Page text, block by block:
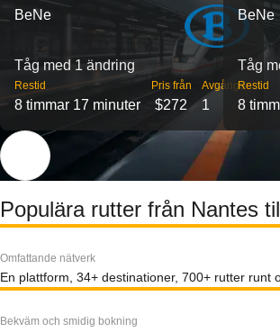
BeNe
Tåg med 1 ändring
Restid
8 timmar 17 minuter
Pris från
$272
Avgångar
1
BeNe
Tåg
Restid
8
Populära rutter från Nantes
Omfattande nätverk
En plattform, 34+ destinationer, 700+ rutter runt
Bekväm och smidig bokning